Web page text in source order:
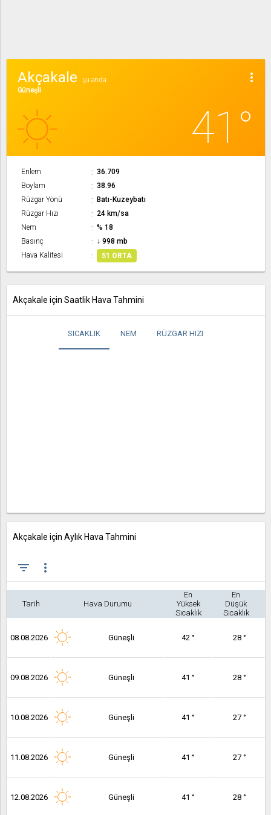
more_vert
Akçakale
şu anda
Güneşli
41°
Enlem
36.709
Boylam
38.96
Rüzgar Yönü
Batı-Kuzeybatı
Rüzgar Hızı
24 km/sa
Nem
% 18
Basınç
↓ 998 mb
Hava Kalitesi
51 ORTA
Akçakale için Saatlik Hava Tahmini
SICAKLIK NEM RÜZGAR HIZI
Akçakale için Aylık Hava Tahmini
filter_list more_vert
Tarih Hava Durumu
En
Yüksek
Sıcaklık
En
Düşük
Sıcaklık
08.08.2026 Güneşli 42 ° 28 °
09.08.2026 Güneşli 41 ° 28 °
10.08.2026 Güneşli 41 ° 27 °
11.08.2026 Güneşli 41 ° 27 °
12.08.2026 Güneşli 41 ° 28 °